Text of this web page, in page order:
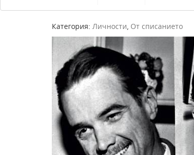
Категория: Личности, От списанието